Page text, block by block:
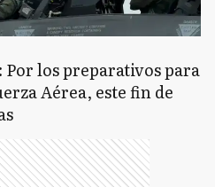
Por los preparativos para
Aérea, este fin de